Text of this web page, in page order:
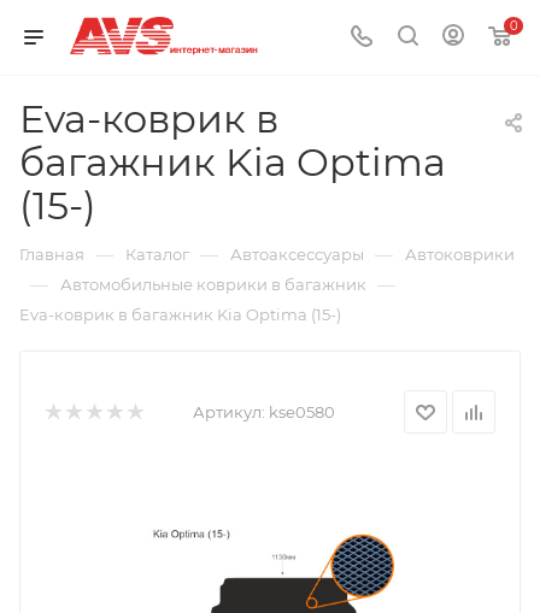
0
Eva-коврик в
багажник Kia Optima
(15-)
Главная — Каталог — Автоаксессуары — Автоковрики
— Автомобильные коврики в багажник —
Eva-коврик в багажник Kia Optima (15-)
Артикул: kse0580